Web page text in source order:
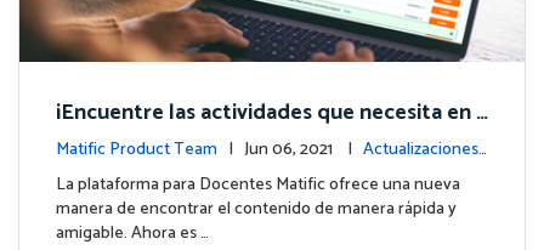
¡Encuentre las actividades que necesita en
minutos!
Matific Product Team | Jun 06, 2021 | Actualizaciones
de la plataforma
La plataforma para Docentes Matific ofrece una nueva
manera de encontrar el contenido de manera rápida y
amigable. Ahora es …